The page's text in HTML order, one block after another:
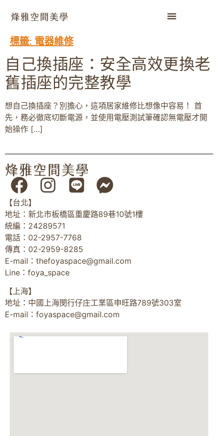
標籤: 電器維修
自己換插座：安全高效更換老
舊插座的完整教學
想自己換插座？別擔心，這項居家維修比想像中容易！ 首
先，務必徹底切斷電源，並使用電壓測試筆確認無電壓才開
始操作 […]
【台北】
地址：新北市板橋區重慶路89巷10號1樓
統編：24289571
電話：02-2957-7768
傳真：02-2959-8285
E-mail： thefoyaspace@gmail.com
Line：foya_space
【上海】
地址：中國上海閔行仔庄工業區申旺路789號303室
E-mail： foyaspace@gmail.com